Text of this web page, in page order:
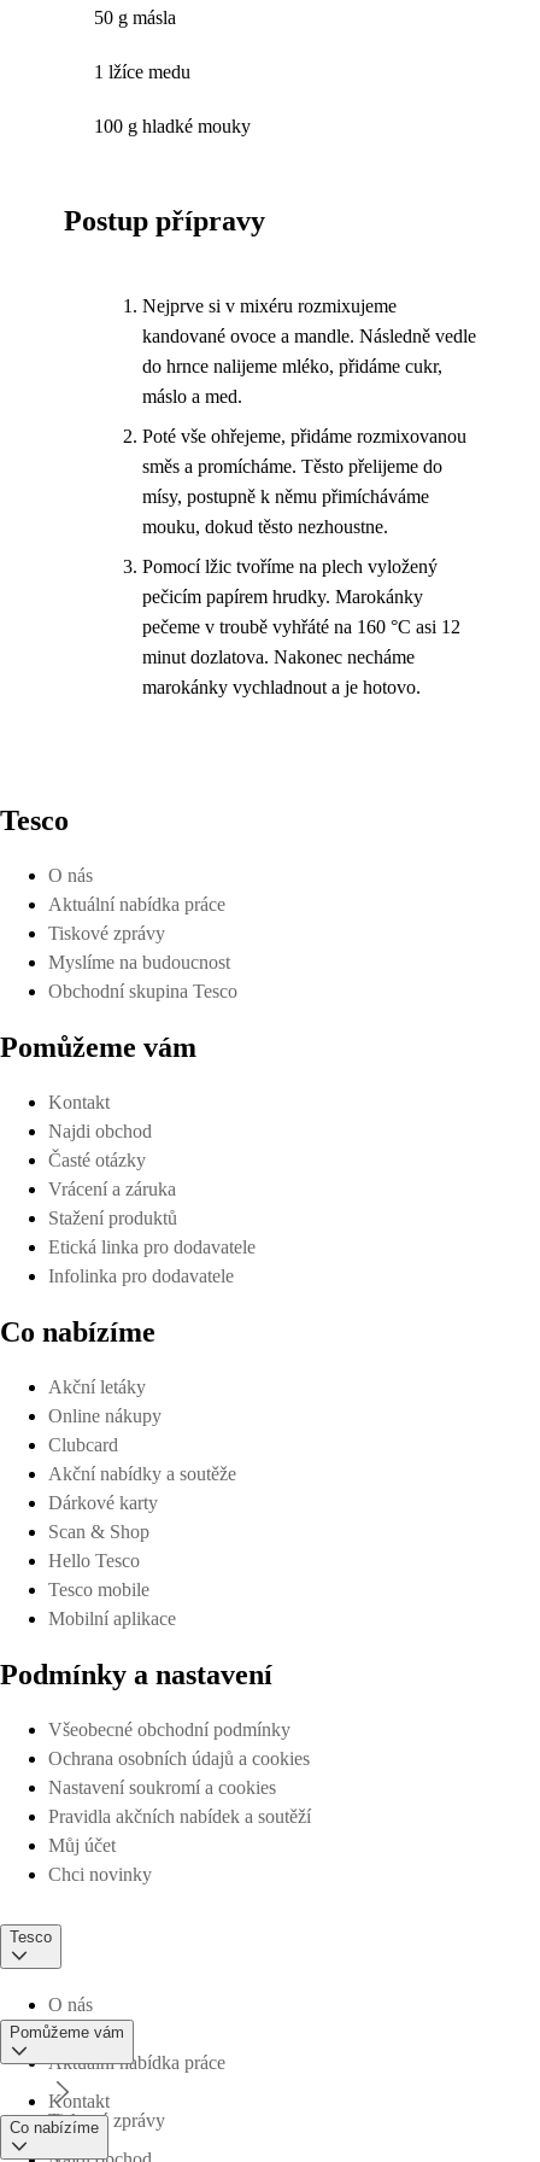
50 g másla
1 lžíce medu
100 g hladké mouky
Postup přípravy
Nejprve si v mixéru rozmixujeme
kandované ovoce a mandle. Následně vedle
do hrnce nalijeme mléko, přidáme cukr,
máslo a med.
Poté vše ohřejeme, přidáme rozmixovanou
směs a promícháme. Těsto přelijeme do
mísy, postupně k němu přimícháváme
mouku, dokud těsto nezhoustne.
Pomocí lžic tvoříme na plech vyložený
pečicím papírem hrudky. Marokánky
pečeme v troubě vyhřáté na 160 °C asi 12
minut dozlatova. Nakonec necháme
marokánky vychladnout a je hotovo.
Tesco
O nás
Aktuální nabídka práce
Tiskové zprávy
Myslíme na budoucnost
Obchodní skupina Tesco
Pomůžeme vám
Kontakt
Najdi obchod
Časté otázky
Vrácení a záruka
Stažení produktů
Etická linka pro dodavatele
Infolinka pro dodavatele
Co nabízíme
Akční letáky
Online nákupy
Clubcard
Akční nabídky a soutěže
Dárkové karty
Scan & Shop
Hello Tesco
Tesco mobile
Mobilní aplikace
Podmínky a nastavení
Všeobecné obchodní podmínky
Ochrana osobních údajů a cookies
Nastavení soukromí a cookies
Pravidla akčních nabídek a soutěží
Můj účet
Chci novinky
Tesco
O nás
Aktuální nabídka práce
Tiskové zprávy
Pomůžeme vám
Kontakt
Co nabízíme